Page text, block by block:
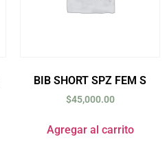
BIB SHORT SPZ FEM S
$45,000.00
Agregar al carrito